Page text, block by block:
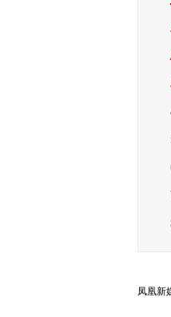
凤凰新